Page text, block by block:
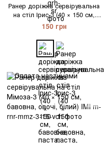
Ранер доріжка сервірувальна
на стіл Ірис-3 (40 × 150 см,
бавовна, паста, чорний) IMI
150 грн